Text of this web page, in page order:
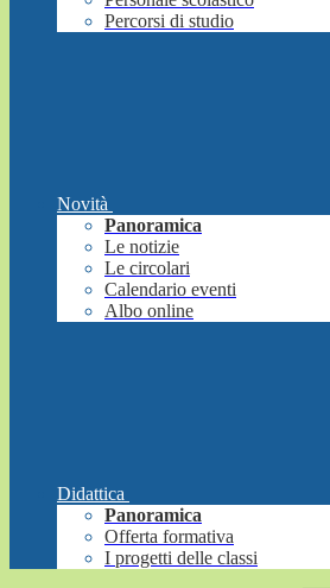
Percorsi di studio
Novità
Panoramica
Le notizie
Le circolari
Calendario eventi
Albo online
Didattica
Panoramica
Offerta formativa
I progetti delle classi